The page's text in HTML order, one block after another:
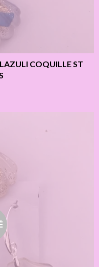
COQUILLE ST